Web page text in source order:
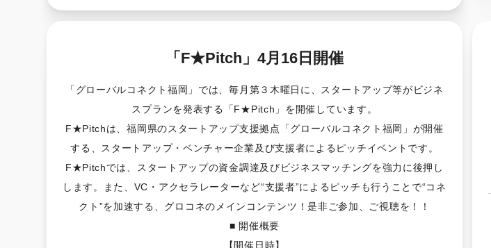
「F★Pitch」4月16日開催
「グローバルコネクト福岡」では、毎月第３木曜日に、スタートアップ等がビジネ
スプランを発表する「F★Pitch」を開催しています。
F★Pitchは、福岡県のスタートアップ支援拠点「グローバルコネクト福岡」が開催
する、スタートアップ・ベンチャー企業及び支援者によるピッチイベントです。
F★Pitchでは、スタートアップの資金調達及びビジネスマッチングを強力に後押し
します。また、VC・アクセラレーターなど“支援者”によるピッチも行うことで“コネ
クト”を加速する、グロコネのメインコンテンツ！是非ご参加、ご視聴を！！
■ 開催概要
【開催日時】